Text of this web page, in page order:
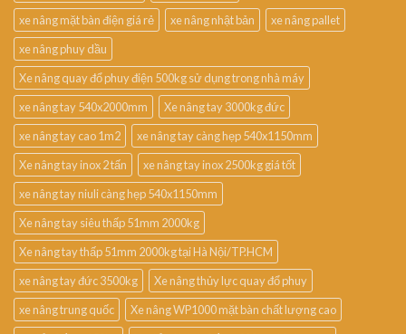
xe nâng mặt bàn điện giá rẻ
xe nâng nhật bản
xe nâng pallet
xe nâng phuy dầu
Xe nâng quay đổ phuy điện 500kg sử dụng trong nhà máy
xe nâng tay 540x2000mm
Xe nâng tay 3000kg đức
xe nâng tay cao 1m2
xe nâng tay càng hẹp 540x1150mm
Xe nâng tay inox 2 tấn
xe nâng tay inox 2500kg giá tốt
xe nâng tay niuli càng hẹp 540x1150mm
Xe nâng tay siêu thấp 51mm 2000kg
Xe nâng tay thấp 51mm 2000kg tại Hà Nội/TP.HCM
xe nâng tay đức 3500kg
Xe nâng thủy lực quay đổ phuy
xe nâng trung quốc
Xe nâng WP1000 mặt bàn chất lượng cao